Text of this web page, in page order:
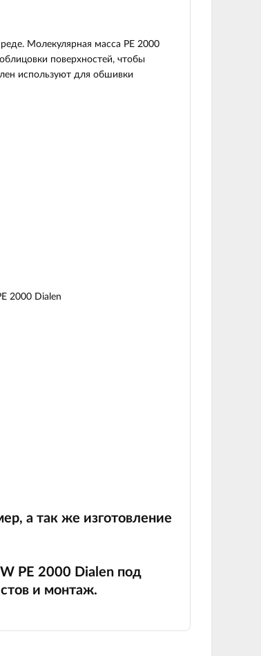
Молекулярная масса PE 2000
поверхностей, чтобы
используют для обшивки
2000 Dialen
а так же изготовление
PE 2000 Dialen под
и монтаж.